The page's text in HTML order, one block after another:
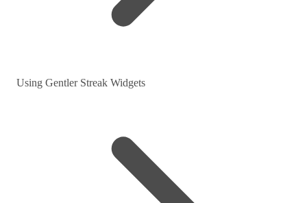
Using Gentler Streak Widgets